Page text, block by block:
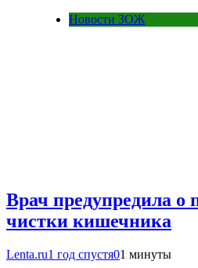
Новости ЗОЖ
Врач предупредила о
чистки кишечника
Lenta.ru1 год спустя01 минуты